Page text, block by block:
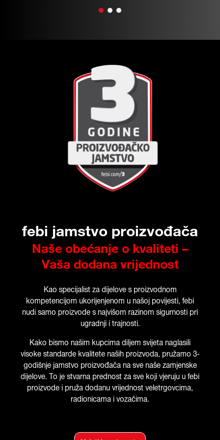
febi jamstvo proizvođača
Naše obećanje o kvaliteti –
Vaša dodana vrijednost
Kao specijalist za dijelove s proizvodnom
kompetencijom ukorijenjenom u našoj povijesti, febi
nudi samo proizvode s najvišom razinom sigurnosti pri
ugradnji i trajnosti.
Kako bismo našim kupcima diljem svijeta naglasili
visoke standarde kvalitete naših proizvoda, pružamo 3-
godišnje jamstvo proizvođača na sve naše zamjenske
dijelove. To je stvarna prednost za sve koji vjeruju u febi
proizvode i pruža dodanu vrijednost veletrgovcima,
radionicama i vozačima.